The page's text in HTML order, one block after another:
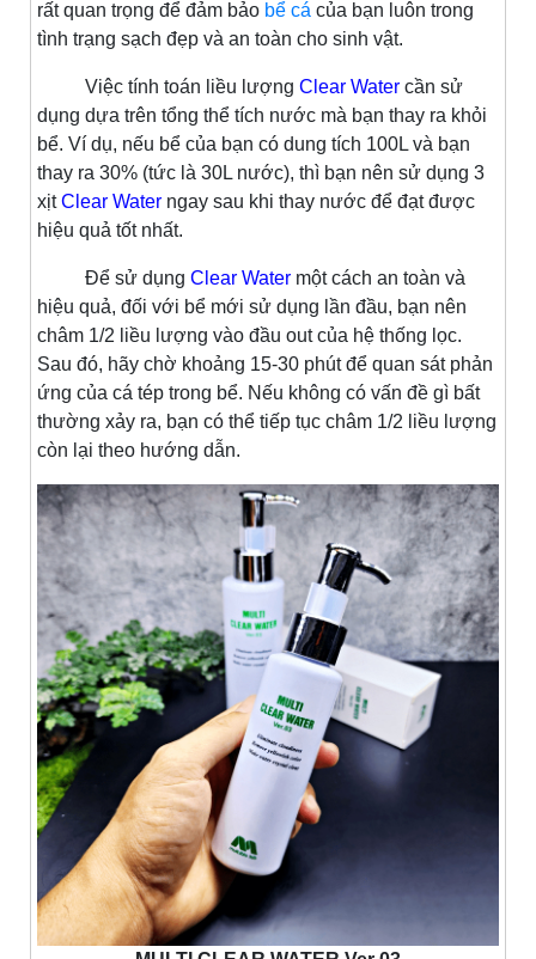
rất quan trọng để đảm bảo bể cá của bạn luôn trong
tình trạng sạch đẹp và an toàn cho sinh vật.
Việc tính toán liều lượng Clear Water cần sử
dụng dựa trên tổng thể tích nước mà bạn thay ra khỏi
bể. Ví dụ, nếu bể của bạn có dung tích 100L và bạn
thay ra 30% (tức là 30L nước), thì bạn nên sử dụng 3
xịtClear Water ngay sau khi thay nước để đạt được
hiệu quả tốt nhất.
Để sử dụng Clear Water một cách an toàn và
hiệu quả, đối với bể mới sử dụng lần đầu, bạn nên
châm 1/2 liều lượng vào đầu out của hệ thống lọc.
Sau đó, hãy chờ khoảng 15-30 phút để quan sát phản
ứng của cá tép trong bể. Nếu không có vấn đề gì bất
thường xảy ra, bạn có thể tiếp tục châm 1/2 liều lượng
còn lại theo hướng dẫn.